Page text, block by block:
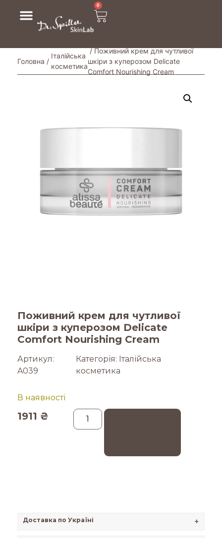
0
Головна /
Італійська
косметика
/ Поживний крем для чутливої ​​
шкіри з куперозом Delicate
Comfort Nourishing Cream
Поживний крем для чутливої ​​
шкіри з куперозом Delicate
Comfort Nourishing Cream
1911 ₴
В наявності
Артикул:
A039
Категорія: Італійська
косметика
Доставка по Україні +